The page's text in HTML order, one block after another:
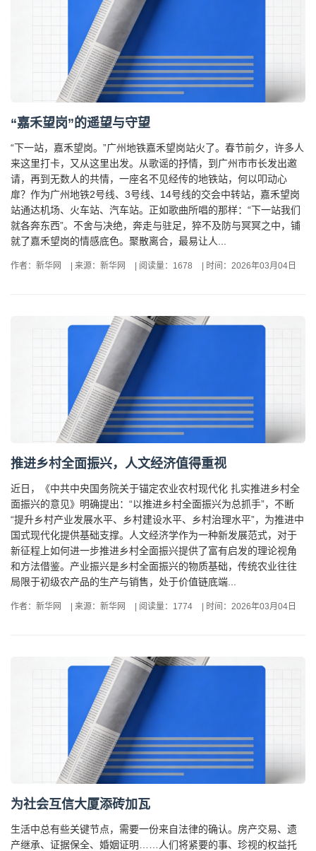
“嘉禾望岗”的遥望与守望
“下一站，嘉禾望岗。”广州地铁嘉禾望岗站火了。春节前夕，许多人
来这里打卡，又从这里出发。从歌谣的抒情，到广州市市长发出邀
请，再到无数人的共情，一座名不见经传的地铁站，何以叩动心
扉？作为广州地铁2号线、3号线、14号线的交会中转站，嘉禾望岗
站通达机场、火车站、汽车站。正如歌曲所唱的那样：“下一站我们
就各奔东西”。不舍与决绝，奔走与驻足，猝不及防与冥冥之中，铺
就了嘉禾望岗的情感底色。聚散离合，最易让人...
作者：新华网 来源：新华网 阅读量：1678 时间：2026年03月04日
推进乡村全面振兴，人文经济值得重视
近日，《中共中央国务院关于锚定农业农村现代化 扎实推进乡村全
面振兴的意见》明确提出：“以推进乡村全面振兴为总抓手”，不断
“提升乡村产业发展水平、乡村建设水平、乡村治理水平”，为推进中
国式现代化提供基础支撑。人文经济学作为一种新发展范式，对于
新征程上如何进一步推进乡村全面振兴提供了富有启发的理论视角
和方法借鉴。产业振兴是乡村全面振兴的物质基础，传统农业往往
局限于初级农产品的生产与销售，处于价值链底端...
作者：新华网 来源：新华网 阅读量：1774 时间：2026年03月04日
为社会互信大厦添砖加瓦
生活中总有些关键节点，需要一份来自法律的确认。房产交易、遗
产继承、证据保全、婚姻证明……人们将紧要的事、珍视的权益托